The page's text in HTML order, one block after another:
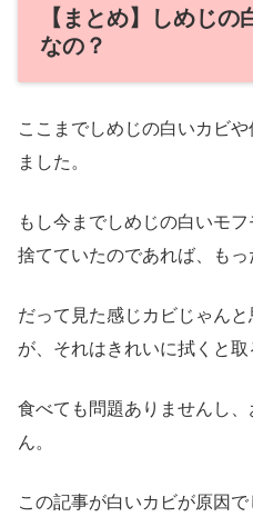
【まとめ】しめじ
なの？
ここまでしめじの白いカビ
ました。
もし今までしめじの白いモ
捨てていたのであれば、もっ
だって見た感じカビじゃん
が、それはきれいに拭くと取
食べても問題ありませんし
ん。
この記事が白いカビが原因